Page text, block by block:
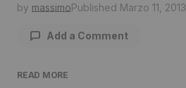
by massimoPublished Marzo 11, 2013
Add a Comment
READ MORE